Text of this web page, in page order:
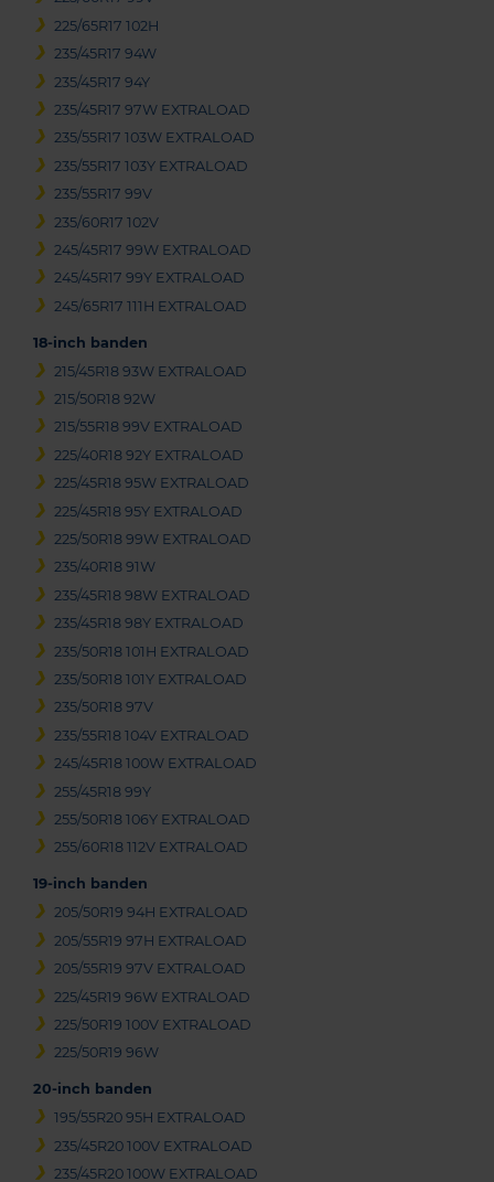
225/65R17 102H
235/45R17 94W
235/45R17 94Y
235/45R17 97W EXTRALOAD
235/55R17 103W EXTRALOAD
235/55R17 103Y EXTRALOAD
235/55R17 99V
235/60R17 102V
245/45R17 99W EXTRALOAD
245/45R17 99Y EXTRALOAD
245/65R17 111H EXTRALOAD
18-inch banden
215/45R18 93W EXTRALOAD
215/50R18 92W
215/55R18 99V EXTRALOAD
225/40R18 92Y EXTRALOAD
225/45R18 95W EXTRALOAD
225/45R18 95Y EXTRALOAD
225/50R18 99W EXTRALOAD
235/40R18 91W
235/45R18 98W EXTRALOAD
235/45R18 98Y EXTRALOAD
235/50R18 101H EXTRALOAD
235/50R18 101Y EXTRALOAD
235/50R18 97V
235/55R18 104V EXTRALOAD
245/45R18 100W EXTRALOAD
255/45R18 99Y
255/50R18 106Y EXTRALOAD
255/60R18 112V EXTRALOAD
19-inch banden
205/50R19 94H EXTRALOAD
205/55R19 97H EXTRALOAD
205/55R19 97V EXTRALOAD
225/45R19 96W EXTRALOAD
225/50R19 100V EXTRALOAD
225/50R19 96W
20-inch banden
195/55R20 95H EXTRALOAD
235/45R20 100V EXTRALOAD
235/45R20 100W EXTRALOAD